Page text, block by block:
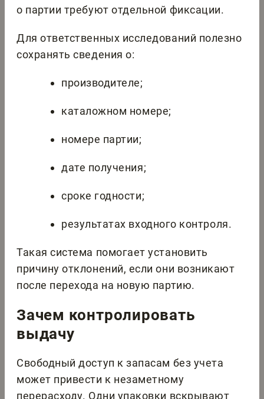
о партии требуют отдельной фиксации.
Для ответственных исследований полезно
сохранять сведения о:
производителе;
каталожном номере;
номере партии;
дате получения;
сроке годности;
результатах входного контроля.
Такая система помогает установить
причину отклонений, если они возникают
после перехода на новую партию.
Зачем контролировать
выдачу
Свободный доступ к запасам без учета
может привести к незаметному
перерасходу. Одни упаковки вскрывают